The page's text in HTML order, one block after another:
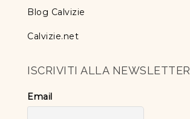
Blog Calvizie
Calvizie.net
ISCRIVITI ALLA NEWSLETTER
Email